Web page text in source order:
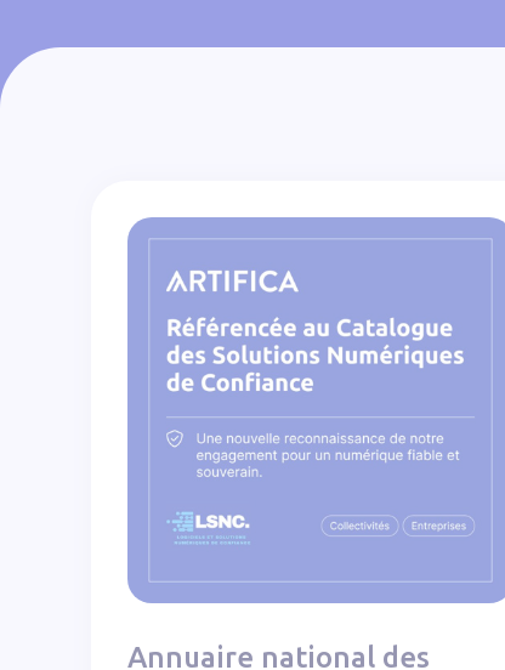
Annuaire national des éditeurs
Annuaire national des